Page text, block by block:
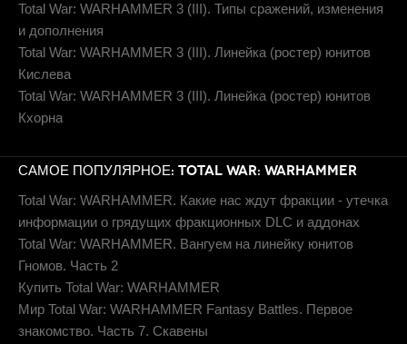
Total War: WARHAMMER 3 (III). Типы сражений, изменения
и дополнения
Total War: WARHAMMER 3 (III). Линейка (ростер) юнитов
Кислева
Total War: WARHAMMER 3 (III). Линейка (ростер) юнитов
Кхорна
САМОЕ ПОПУЛЯРНОЕ: TOTAL WAR: WARHAMMER
Total War: WARHAMMER. Какие нас ждут фракции - утечка
информации о грядущих фракционных DLC и аддонах
Total War: WARHAMMER. Вангуем на линейку юнитов
Гномов. Часть 2
Купить Total War: WARHAMMER
Мир Total War: WARHAMMER Fantasy Battles. Первое
знакомство. Часть 7. Скавены